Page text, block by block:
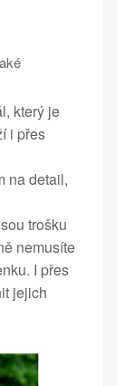
který je
i přes
na detail,
trošku
nemusíte
I přes
jejich